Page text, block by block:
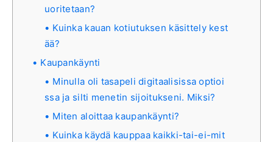
uoritetaan?
Kuinka kauan kotiutuksen käsittely kest
ää?
Kaupankäynti
Minulla oli tasapeli digitaalisissa optioi
ssa ja silti menetin sijoitukseni. Miksi?
Miten aloittaa kaupankäynti?
Kuinka käydä kauppaa kaikki-tai-ei-mit